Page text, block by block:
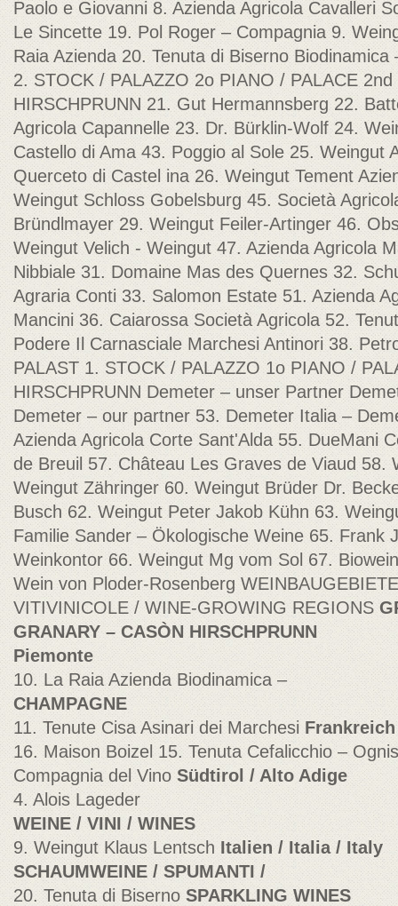
Paolo e Giovanni 8. Azienda Agricola Cavalleri
Le Sincette 19. Pol Roger – Compagnia 9.
Raia Azienda 20. Tenuta di Biserno Biodinamica
2. STOCK / PALAZZO 2o PIANO / PALACE
HIRSCHPRUNN 21. Gut Hermannsberg 22.
Agricola Capannelle 23. Dr. Bürklin-Wolf 24.
Castello di Ama 43. Poggio al Sole 25. Weingut
Querceto di Castel ina 26. Weingut Tement
Weingut Schloss Gobelsburg 45. Società
Bründlmayer 29. Weingut Feiler-Artinger 46.
Weingut Velich - Weingut 47. Azienda Agricola
Nibbiale 31. Domaine Mas des Quernes 32.
Agraria Conti 33. Salomon Estate 51. Azienda
Mancini 36. Caiarossa Società Agricola 52.
Podere Il Carnasciale Marchesi Antinori 38.
PALAST 1. STOCK / PALAZZO 1o PIANO /
HIRSCHPRUNN Demeter – unser Partner
Demeter – our partner 53. Demeter Italia –
Azienda Agricola Corte Sant'Alda 55. DueMani
de Breuil 57. Château Les Graves de Viaud 58.
Weingut Zähringer 60. Weingut Brüder Dr.
Busch 62. Weingut Peter Jakob Kühn 63.
Familie Sander – Ökologische Weine 65. Frank
Weinkontor 66. Weingut Mg vom Sol 67.
Wein von Ploder-Rosenberg
VITIVINICOLE / WINE-GROWING REGIONS
GRANARY – CASÒN HIRSCHPRUNN
Piemonte
10. La Raia Azienda Biodinamica –
CHAMPAGNE
11. Tenute Cisa Asinari dei Marchesi
16. Maison Boizel 15. Tenuta Cefalicchio –
Compagnia del Vino Südtirol / Alto Adige
4. Alois Lageder
WEINE / VINI / WINES
9. Weingut Klaus Lentsch Italien / Italia / Italy
SCHAUMWEINE / SPUMANTI /
20. Tenuta di Biserno SPARKLING WINES